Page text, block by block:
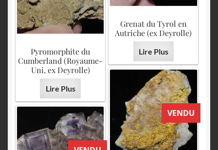
Grenat du Tyrol en
Autriche (ex Deyrolle)
Lire Plus
Pyromorphite du
Cumberland (Royaume-
Uni, ex Deyrolle)
Lire Plus
VENDU